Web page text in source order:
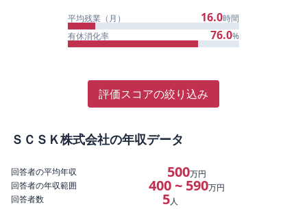
平均残業（月） 16.0時間
有休消化率
76.0%
評価スコアの絞り込み
ＳＣＳＫ株式会社の年収データ
回答者の平均年収 500万円
回答者の年収範囲
400 ~ 590万円
回答者数
5人